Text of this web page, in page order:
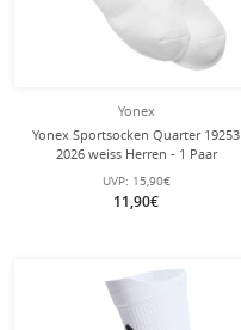
Yonex
Yonex Sportsocken Quarter 19253
2026 weiss Herren - 1 Paar
UVP: 15,90€
11,90€